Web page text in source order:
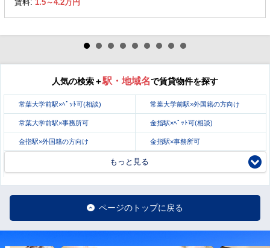
賃料: 1.5～4.2万円
人気の検索＋駅・地域名で賃貸物件を探す
常葉大学前駅×ﾍﾟｯﾄ可(相談) 常葉大学前駅×外国籍の方向け
常葉大学前駅×事務所可 金指駅×ﾍﾟｯﾄ可(相談)
金指駅×外国籍の方向け 金指駅×事務所可
もっと見る
ページのトップに戻る